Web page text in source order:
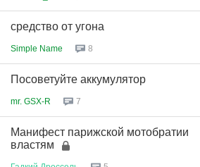
средство от угона
Simple Name 8
Посоветуйте аккумулятор
mr. GSX-R 7
Манифест парижской мотобратии
властям